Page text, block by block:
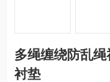
多绳缠绕防乱
衬垫